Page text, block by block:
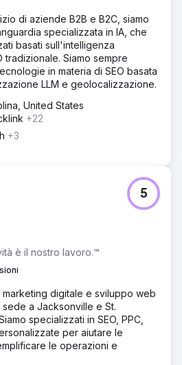
di aziende B2B e B2C, siamo
specializzata in IA, che
basati sull'intelligenza
tradizionale. Siamo sempre
in materia di SEO basata
LLM e geolocalizzazione.
United States
+22
+3
è il nostro lavoro.™
5
digitale e sviluppo web
a Jacksonville e St.
specializzati in SEO, PPC,
per aiutare le
le operazioni e